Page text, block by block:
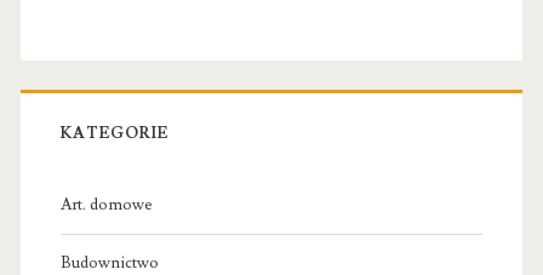
KATEGORIE
Art. domowe
Budownictwo